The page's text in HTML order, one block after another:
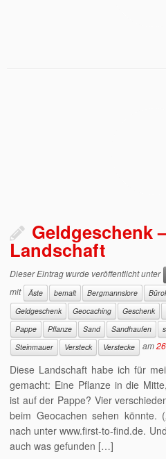
Geldgeschenk
Landschaft
Dieser Eintrag wurde veröffentlicht unter
mit
Äste bemalt Bergmannslore
Geldgeschenk
Geocaching Geschenk
Pappe
Pflanze Sand Sandhaufen
Steinmauer
Versteck Verstecke am
Diese Landschaft habe ich für
gemacht: Eine Pflanze in die
ist auf der Pappe? Vier
beim Geocachen sehen könnte.
nach unter www.first-to-find.de.
auch was gefunden […]